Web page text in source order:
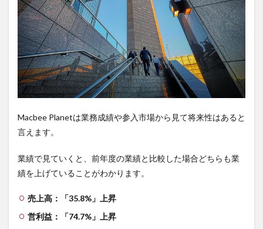
Macbee Planetは業務成績や参入市場から見て将来性はあると
言えます。
業績で見ていくと、前年度の業績と比較した場合どちらも業
績を上げていることがわかります。
売上高：「35.8%」上昇
営利益：「74.7%」上昇